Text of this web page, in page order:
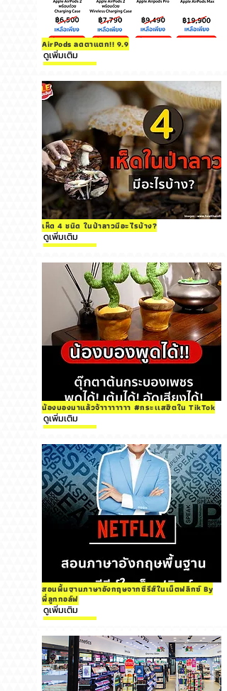
AirPods ลดตาแตก!! 9.9
ดูเพิ่มเติม
เห็ด 4 ชนิด ในป่าลาวมีอะไรบ้าง?
ดูเพิ่มเติม
น้องบองมาแล้วจ้าาาาาาาา #กระเเสฮิตใน TikTok
ดูเพิ่มเติม
สอนพื้นฐานภาษาอังกฤษจากซีรีส์ในเน็ตฟลิกซ์ By
พี่ลูกกอล์ฟ
ดูเพิ่มเติม